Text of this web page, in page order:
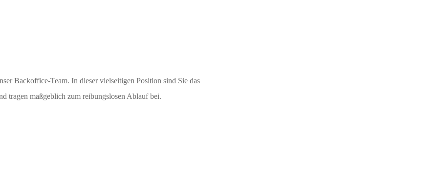
Backoffice-Team. In dieser vielseitigen Position sind Sie das
tragen maßgeblich zum reibungslosen Ablauf bei.